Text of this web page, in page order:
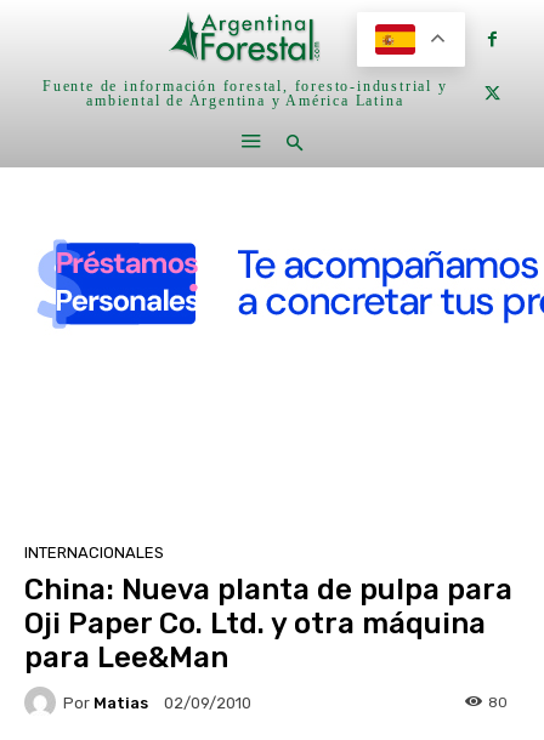
Fuente de información forestal, foresto-industrial y
ambiental de Argentina y América Latina
INTERNACIONALES
China: Nueva planta de pulpa para
Oji Paper Co. Ltd. y otra máquina
para Lee&Man
Por Matias 02/09/2010 80